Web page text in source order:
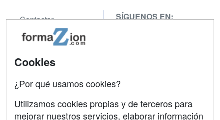
Contactar
Confidencialidad
Aviso legal
SÍGUENOS EN:
Cookies
¿Por qué usamos cookies?
Utilizamos cookies propias y de terceros para
mejorar nuestros servicios, elaborar información